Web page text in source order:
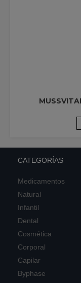
CATEGORÍAS
Medicamentos
Natural
Infantil
Dental
Cosmética
Corporal
Capilar
Byphase